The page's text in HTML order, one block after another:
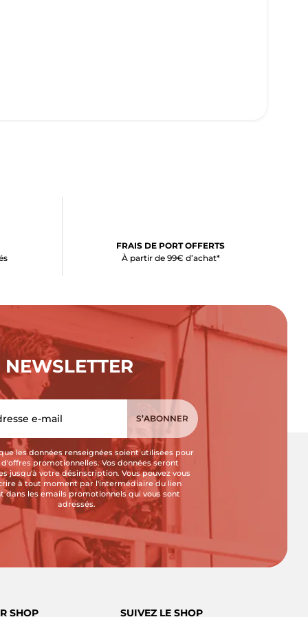
FRAIS DE PORT OFFERTS
À partir de 99€ d’achat*
NEWSLETTER
les données renseignées soient utilisées pour
d'offres promotionnelles. Vos données seront
jusqu'à votre désinscription. Vous pouvez vous
à tout moment par l'intermédiaire du lien
dans les emails promotionnels qui vous sont
adressés.
SHOP SUIVEZ LE SHOP